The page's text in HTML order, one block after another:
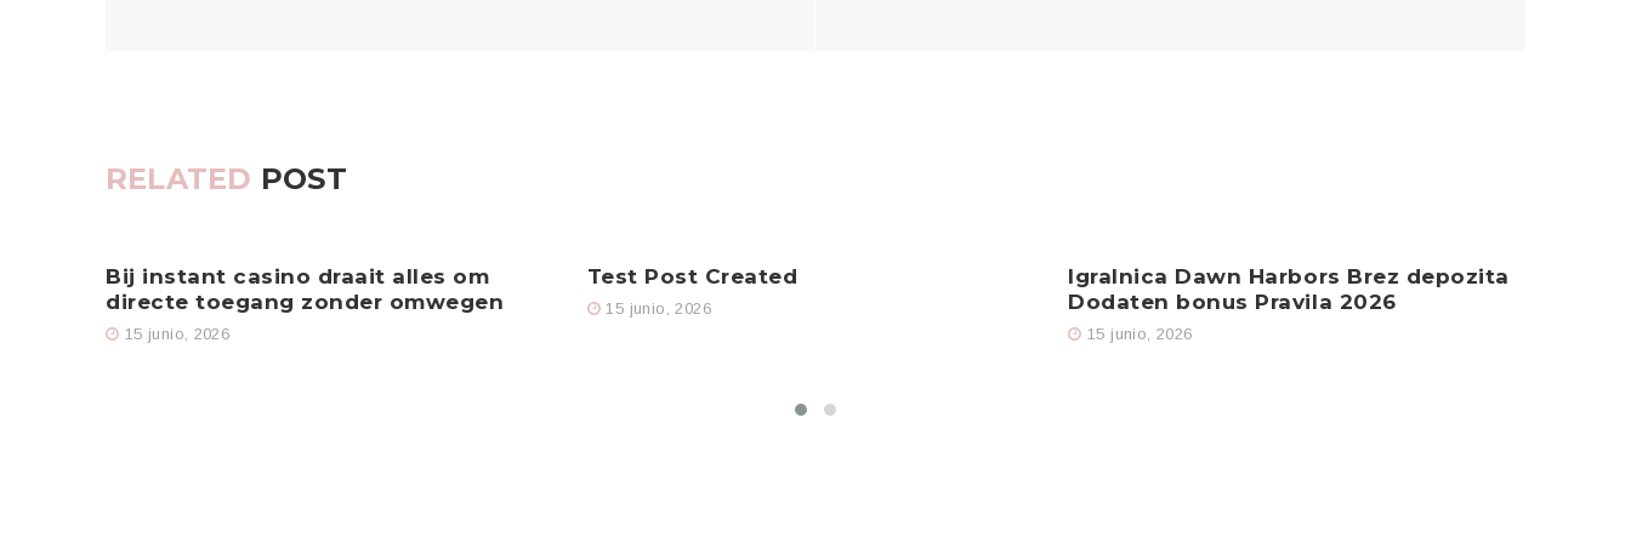
RELATED POST
Bij instant casino draait alles om
directe toegang zonder omwegen
15 junio, 2026
Test Post Created
15 junio, 2026
Igralnica Dawn Harbors Brez depozita
Dodaten bonus Pravila 2026
15 junio, 2026